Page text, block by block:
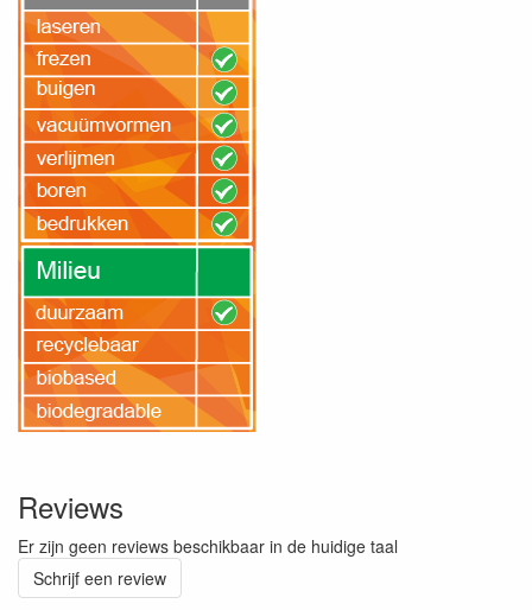
Reviews
Er zijn geen reviews beschikbaar in de huidige taal
Schrijf een review